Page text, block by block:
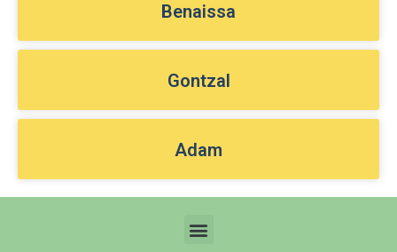
Benaissa
Gontzal
Adam